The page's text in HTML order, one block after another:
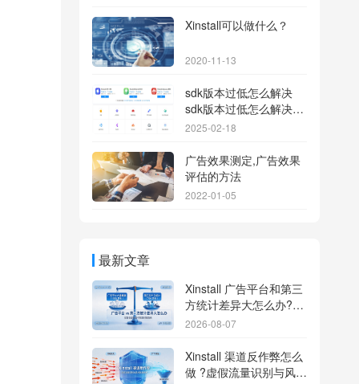
Xinstall可以做什么？
2020-11-13
sdk版本过低怎么解决
sdk版本过低怎么解决华
为
2025-02-18
广告效果测定,广告效果
评估的方法
2022-01-05
最新文章
Xinstall 广告平台和第三
方统计差异大怎么办?数
据误差排查指南
2026-08-07
Xinstall 渠道反作弊怎么
做 ?虚假流量识别与风控